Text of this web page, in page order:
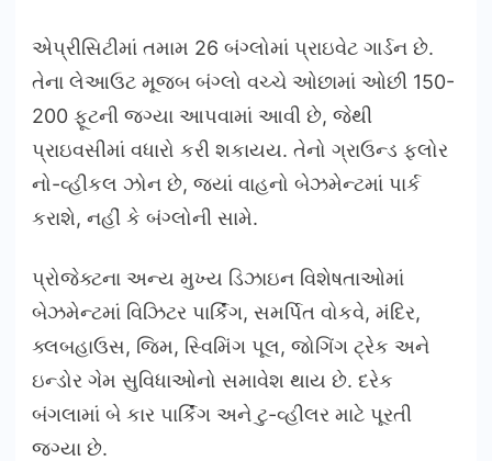
એપ્રીસિટીમાં તમામ 26 બંગ્લોમાં પ્રાઇવેટ ગાર્ડન છે.
તેના લેઆઉટ મૂજબ બંગ્લો વચ્ચે ઓછામાં ઓછી 150-
200 ફૂટની જગ્યા આપવામાં આવી છે, જેથી
પ્રાઇવસીમાં વધારો કરી શકાયય. તેનો ગ્રાઉન્ડ ફ્લોર
નો-વ્હીકલ ઝોન છે, જ્યાં વાહનો બેઝમેન્ટમાં પાર્ક
કરાશે, નહીં કે બંગ્લોની સામે.
પ્રોજેક્ટના અન્ય મુખ્ય ડિઝાઇન વિશેષતાઓમાં
બેઝમેન્ટમાં વિઝિટર પાર્કિંગ, સમર્પિત વોકવે, મંદિર,
ક્લબહાઉસ, જિમ, સ્વિમિંગ પૂલ, જોગિંગ ટ્રેક અને
ઇન્ડોર ગેમ સુવિધાઓનો સમાવેશ થાય છે. દરેક
બંગલામાં બે કાર પાર્કિંગ અને ટુ-વ્હીલર માટે પૂરતી
જગ્યા છે.